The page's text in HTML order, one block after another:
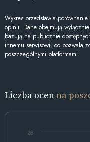
Wykres przedstawia
opinii. Dane obejmują
bazują na publicznie
innemu serwisowi, co pozwala
poszczególnymi platformami.
Liczba ocenna
26